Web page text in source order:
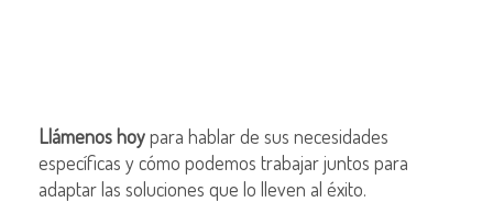
Llámenos hoypara hablar de sus necesidades
específicas y cómo podemos trabajar juntos para
adaptar las soluciones que lo lleven al éxito.